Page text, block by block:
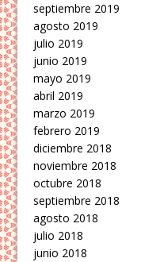
septiembre 2019
agosto 2019
julio 2019
junio 2019
mayo 2019
abril 2019
marzo 2019
febrero 2019
diciembre 2018
noviembre 2018
octubre 2018
septiembre 2018
agosto 2018
julio 2018
junio 2018